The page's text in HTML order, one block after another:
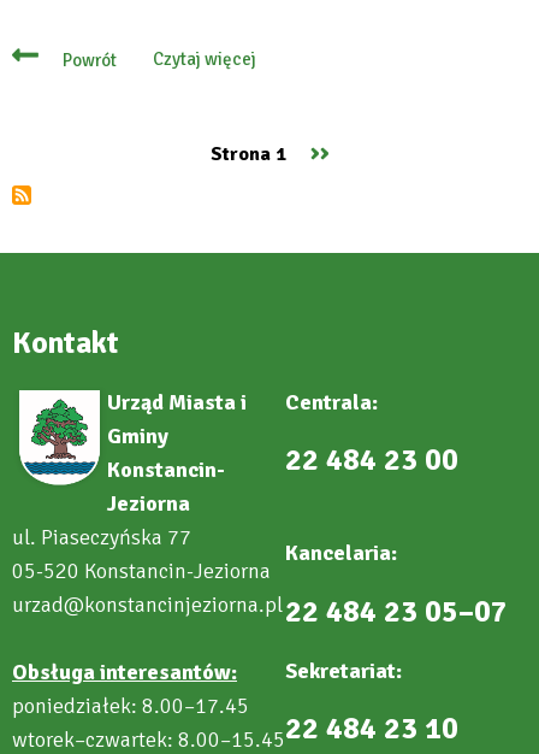
Powrót Czytaj więcej
o
inwestycjaStrona 1
Następna
››
Kontakt
Urząd Miasta i
Gminy
Konstancin-
Jeziorna
ul. Piaseczyńska 77
05-520 Konstancin-Jeziorna
urzad@konstancinjeziorna.pl
Obsługa interesantów:
poniedziałek: 8.00–17.45
wtorek–czwartek: 8.00–15.45
Centrala:
22 484 23 00
Kancelaria:
22 484 23 05–07
Sekretariat:
22 484 23 10